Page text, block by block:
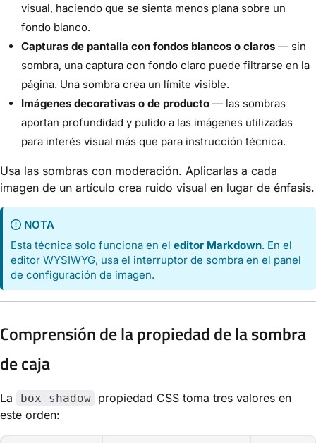
visual, haciendo que se sienta menos plana sobre un
fondo blanco.
Capturas de pantalla con fondos blancos o claros — sin
sombra, una captura con fondo claro puede filtrarse en la
página. Una sombra crea un límite visible.
Imágenes decorativas o de producto — las sombras
aportan profundidad y pulido a las imágenes utilizadas
para interés visual más que para instrucción técnica.
Usa las sombras con moderación. Aplicarlas a cada
imagen de un artículo crea ruido visual en lugar de énfasis.
NOTA
Esta técnica solo funciona en eleditor Markdown. En el
editor WYSIWYG, usa el interruptor de sombra en el panel
de configuración de imagen.
Comprensión de la propiedad de la sombra
de caja
La box-shadow propiedad CSS toma tres valores en
este orden: